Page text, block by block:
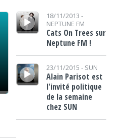
Lecteur audio18/11/2013 -
NEPTUNE FM
Cats On Trees sur
Neptune FM !
Lecteur audio
23/11/2015 - SUN
Alain Parisot est
l'invité politique
de la semaine
chez SUN